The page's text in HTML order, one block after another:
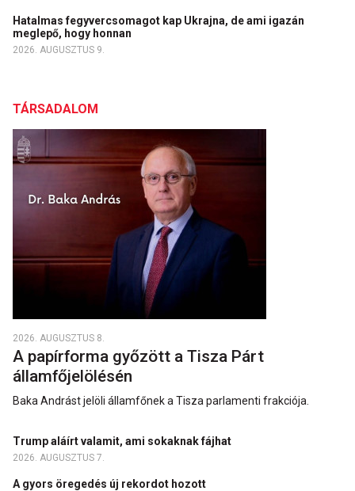
Hatalmas fegyvercsomagot kap Ukrajna, de ami igazán
meglepő, hogy honnan
2026. AUGUSZTUS 9.
TÁRSADALOM
2026. AUGUSZTUS 8.
A papírforma győzött a Tisza Párt
államfőjelölésén
Baka Andrást jelöli államfőnek a Tisza parlamenti frakciója.
Trump aláírt valamit, ami sokaknak fájhat
2026. AUGUSZTUS 7.
A gyors öregedés új rekordot hozott